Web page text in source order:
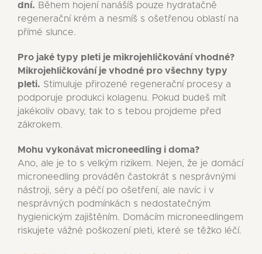
dní. Během hojení nanášíš pouze hydratačně
regenerační krém a nesmíš s ošetřenou oblastí na
přímé slunce.
Pro jaké typy pleti je mikrojehličkování vhodné?
Mikrojehličkování je vhodné pro všechny typy
pleti. Stimuluje přirozené regenerační procesy a
podporuje produkci kolagenu. Pokud budeš mít
jakékoliv obavy, tak to s tebou projdeme před
zákrokem.
Mohu vykonávat microneedling i doma?
Ano, ale je to s velkým rizikem. Nejen, že je domácí
microneedling prováděn častokrát s nesprávnými
nástroji, séry a péčí po ošetření, ale navíc i v
nesprávných podmínkách s nedostatečným
hygienickým zajištěním. Domácím microneedlingem
riskujete vážné poškození pleti, které se těžko léčí.